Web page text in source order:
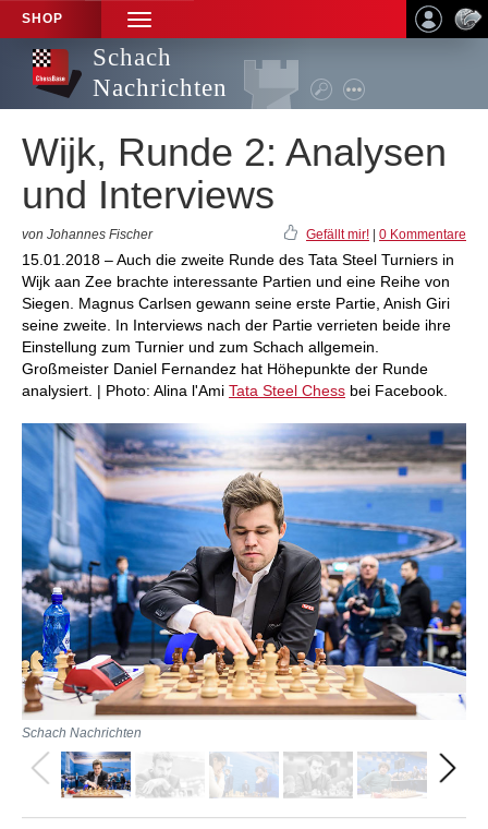
SHOP
TOGGLE
NAVIGATION
Schach
Nachrichten
Wijk, Runde 2: Analysen
und Interviews
von Johannes Fischer Gefällt mir! 0 Kommentare
15.01.2018 – Auch die zweite Runde des Tata Steel Turniers in
Wijk aan Zee brachte interessante Partien und eine Reihe von
Siegen. Magnus Carlsen gewann seine erste Partie, Anish Giri
seine zweite. In Interviews nach der Partie verrieten beide ihre
Einstellung zum Turnier und zum Schach allgemein.
Großmeister Daniel Fernandez hat Höhepunkte der Runde
analysiert. | Photo: Alina l'Ami Tata Steel Chess bei Facebook.
Schach Nachrichten